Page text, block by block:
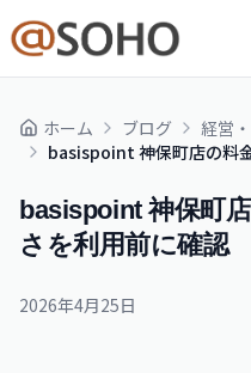
ホーム ブログ
経営
basispoint 神保町
さを利用前に確認
2026年4月25日